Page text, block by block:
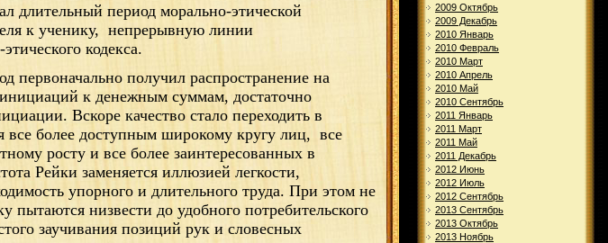
длительный период морально-этической
к ученику, непрерывную линии
кодекса.
первоначально получил распространение на
к денежным суммам, достаточно
Вскоре качество стало переходить в
все более доступным широкому кругу лиц, все
росту и все более заинтересованных в
Рейки заменяется иллюзией легкости,
упорного и длительного труда. При этом не
низвести до удобного потребительского
заучивания позиций рук и словесных
2009 Октябрь
2009 Декабрь
2010 Январь
2010 Февраль
2010 Март
2010 Апрель
2010 Май
2010 Сентябрь
2011 Январь
2011 Март
2011 Май
2011 Декабрь
2012 Июнь
2012 Июль
2012 Сентябрь
2013 Сентябрь
2013 Октябрь
2013 Ноябрь